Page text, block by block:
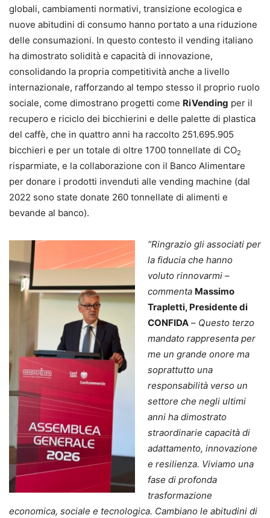
globali, cambiamenti normativi, transizione ecologica e
nuove abitudini di consumo hanno portato a una riduzione
delle consumazioni. In questo contesto il vending italiano
ha dimostrato solidità e capacità di innovazione,
consolidando la propria competitività anche a livello
internazionale, rafforzando al tempo stesso il proprio ruolo
sociale, come dimostrano progetti come RiVending per il
recupero e riciclo dei bicchierini e delle palette di plastica
del caffè, che in quattro anni ha raccolto 251.695.905
bicchieri e per un totale di oltre 1700 tonnellate di CO2
risparmiate, e la collaborazione con il Banco Alimentare
per donare i prodotti invenduti alle vending machine (dal
2022 sono state donate 260 tonnellate di alimenti e
bevande al banco).
“Ringrazio gli associati per
la fiducia che hanno
voluto rinnovarmi –
commenta Massimo
Trapletti, Presidente di
CONFIDA – Questo terzo
mandato rappresenta per
me un grande onore ma
soprattutto una
responsabilità verso un
settore che negli ultimi
anni ha dimostrato
straordinarie capacità di
adattamento, innovazione
e resilienza. Viviamo una
fase di profonda
trasformazione
economica, sociale e tecnologica. Cambiano le abitudini di